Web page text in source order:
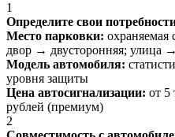
1
Определите свои
Место парковки: охраняемая
двор → двусторонняя; улица
Модель автомобиля:
уровня защиты
Цена автосигнализации: от 5
рублей (премиум)
2